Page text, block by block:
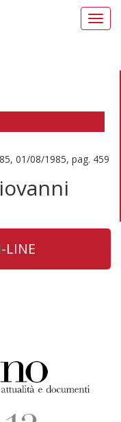
01/08/1985, pag. 459
LINE